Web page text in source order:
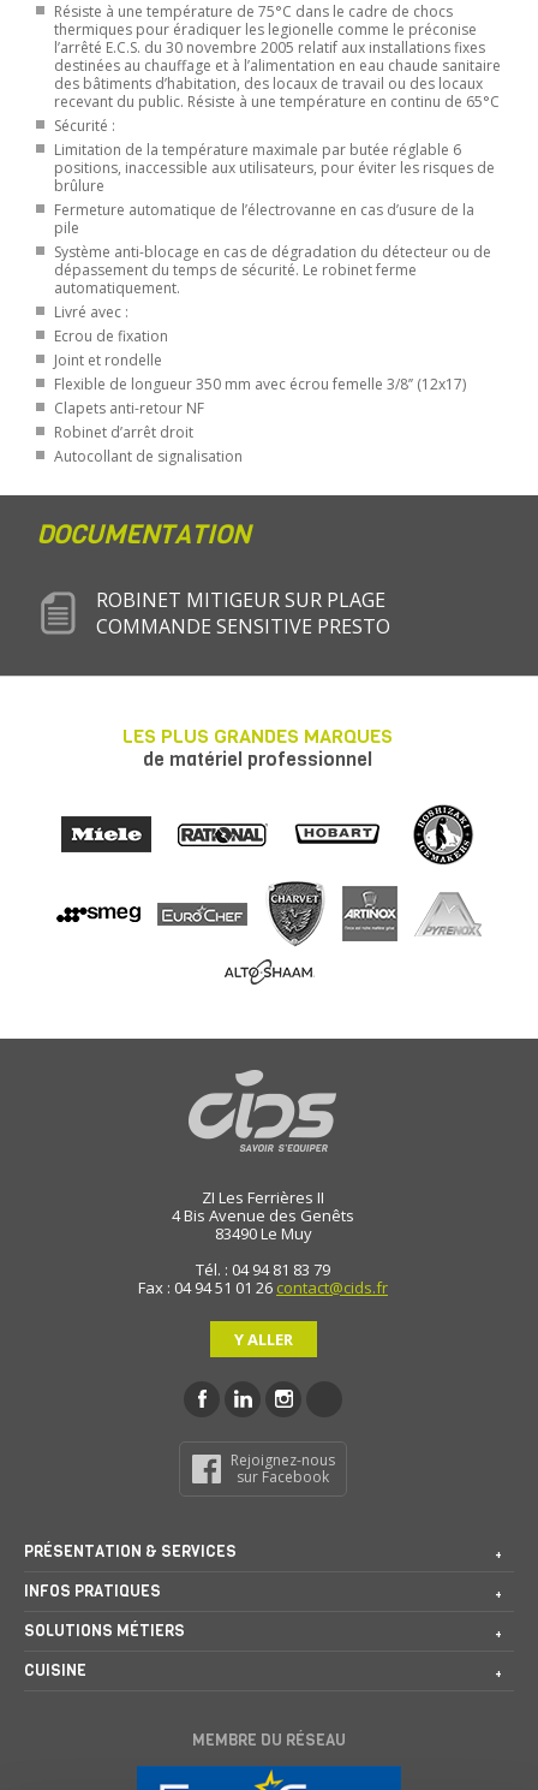
Résiste à une température de 75°C dans le cadre de chocs
thermiques pour éradiquer les legionelle comme le préconise
l’arrêté E.C.S. du 30 novembre 2005 relatif aux installations fixes
destinées au chauffage et à l’alimentation en eau chaude sanitaire
des bâtiments d’habitation, des locaux de travail ou des locaux
recevant du public. Résiste à une température en continu de 65°C
Sécurité :
Limitation de la température maximale par butée réglable 6
positions, inaccessible aux utilisateurs, pour éviter les risques de
brûlure
Fermeture automatique de l’électrovanne en cas d’usure de la
pile
Système anti-blocage en cas de dégradation du détecteur ou de
dépassement du temps de sécurité. Le robinet ferme
automatiquement.
Livré avec :
Ecrou de fixation
Joint et rondelle
Flexible de longueur 350 mm avec écrou femelle 3/8’’ (12x17)
Clapets anti-retour NF
Robinet d’arrêt droit
Autocollant de signalisation
DOCUMENTATION
ROBINET MITIGEUR SUR PLAGE
COMMANDE SENSITIVE PRESTO
LES PLUS GRANDES MARQUES
de matériel professionnel
ZI Les Ferrières II
4 Bis Avenue des Genêts
83490Le Muy
Tél. : 04 94 81 83 79
Fax : 04 94 51 01 26 contact@cids.fr
Y ALLER
Rejoignez-nous
sur Facebook
PRÉSENTATION & SERVICES
INFOS PRATIQUES
SOLUTIONS MÉTIERS
CUISINE
MEMBRE DU RÉSEAU